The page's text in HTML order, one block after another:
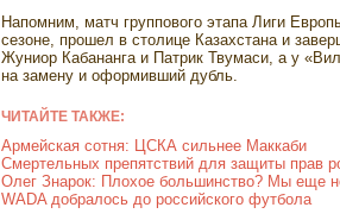
Напомним, матч группового этапа Лиги
сезоне, прошел в столице Казахстана и
Жуниор Кабананга и Патрик Твумаси, а у
на замену и оформивший дубль.
ЧИТАЙТЕ ТАКЖЕ:
Армейская сотня: ЦСКА сильнее Маккаби
Смертельных препятствий для защиты прав
Олег Знарок: Плохое большинство? Мы еще
WADA добралось до российского футбола